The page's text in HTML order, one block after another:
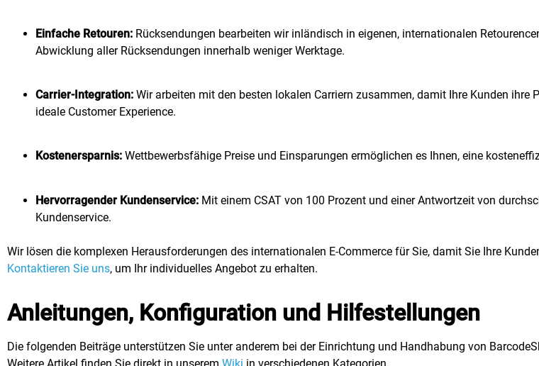
Einfache Retouren: Rücksendungen bearbeiten wir inländisch in eigenen, internationalen
Abwicklung aller Rücksendungen innerhalb weniger Werktage.
Carrier-Integration: Wir arbeiten mit den besten lokalen Carriern zusammen, damit Ihre Kunden
ideale Customer Experience.
Kostenersparnis: Wettbewerbsfähige Preise und Einsparungen ermöglichen es Ihnen, eine
Hervorragender Kundenservice: Mit einem CSAT von 100 Prozent und einer Antwortzeit von
Kundenservice.
Wir lösen die komplexen Herausforderungen des internationalen E-Commerce für Sie, damit Sie Ihre
Kontaktieren Sie uns, um Ihr individuelles Angebot zu erhalten.
Anleitungen, Konfiguration und Hilfestellungen
Die folgenden Beiträge unterstützen Sie unter anderem bei der Einrichtung und Handhabung von